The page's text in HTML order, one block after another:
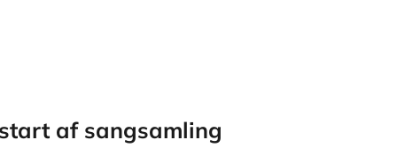
af sangsamling